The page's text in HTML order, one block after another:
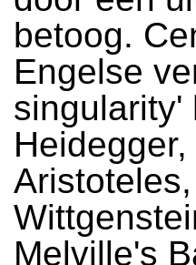
betoog.
Engelse
singularity'
Melville's